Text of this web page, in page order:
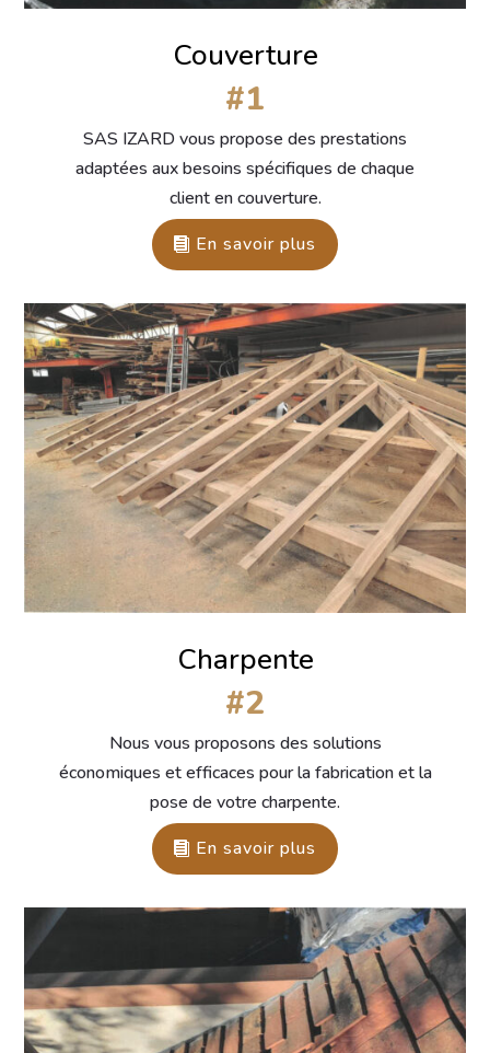
Couverture
#1
SAS IZARD vous propose des prestations
adaptées aux besoins spécifiques de chaque
client en couverture.
En savoir plus
Charpente
#2
Nous vous proposons des solutions
économiques et efficaces pour la fabrication et la
pose de votre charpente.
En savoir plus